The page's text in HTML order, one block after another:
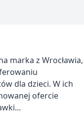
marka z Wrocławia,
dla dzieci. W ich
ofercie